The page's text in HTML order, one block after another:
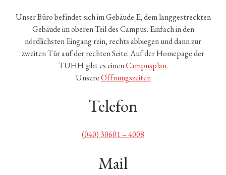
Unser Büro befindet sich im Gebäude E, dem langgestreckten
Gebäude im oberen Teil des Campus. Einfach in den
nördlichsten Eingang rein, rechts abbiegen und dann zur
zweiten Tür auf der rechten Seite. Auf der Homepage der
TUHH gibt es einenCampusplan.
UnsereÖffnungszeiten
Telefon
(040) 30601 – 4008
Mail